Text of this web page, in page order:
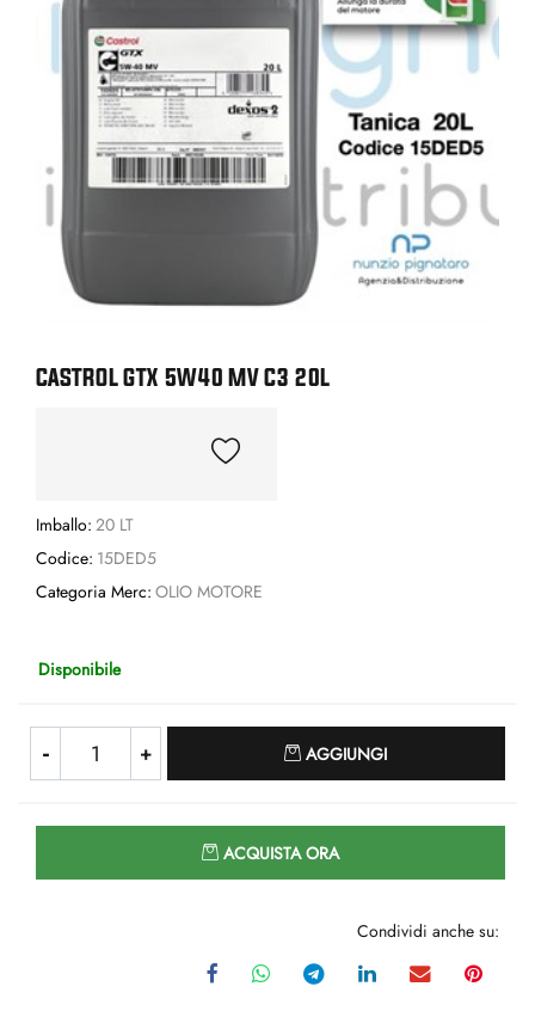
CASTROL GTX 5W40 MV C3 20L
Imballo: 20 LT
Codice: 15DED5
Categoria Merc: OLIO MOTORE
Disponibile
AGGIUNGI
ACQUISTA ORA
Condividi anche su: